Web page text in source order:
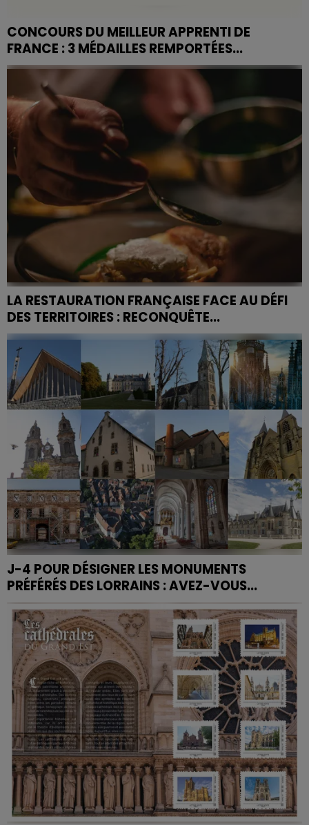
CONCOURS DU MEILLEUR APPRENTI DE
FRANCE : 3 MÉDAILLES REMPORTÉES...
Trois médailles ont été remportées, en couture, par
l'AFPIA de Liffol-le-Grand lors du concours du Meilleur
Apprenti de France. Une fierté pour...
LA RESTAURATION FRANÇAISE FACE AU DÉFI
DES TERRITOIRES : RECONQUÊTE...
Reconnus pour leur engagement en faveur du fait-
maison, les Maîtres Restaurateurs défendent une
cuisine authentique, préparée sur place à partir de
produits...
J-4 POUR DÉSIGNER LES MONUMENTS
PRÉFÉRÉS DES LORRAINS : AVEZ-VOUS...
département lorrain ? C'est à vous de voter jusqu'au
1er juin pour le déterminer. Et c'est une première !